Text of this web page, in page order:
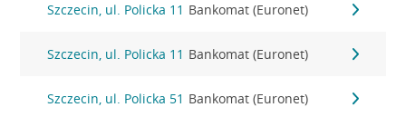
Szczecin, ul. Policka 11 Bankomat (Euronet)
Szczecin, ul. Policka 11 Bankomat (Euronet)
Szczecin, ul. Policka 51 Bankomat (Euronet)